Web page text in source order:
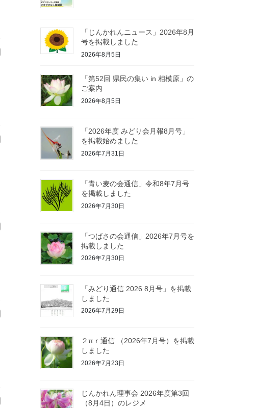
「じんかれんニュース」2026年8月
号を掲載しました
2026年8月5日
「第52回 県民の集い in 相模原」の
ご案内
2026年8月5日
「2026年度 みどり会月報8月号」
を掲載始めました
2026年7月31日
「青い麦の会通信」令和8年7月号
を掲載しました
2026年7月30日
「つばさの会通信」2026年7月号を
掲載しました
2026年7月30日
「みどり通信 2026 8月号」を掲載
しました
2026年7月29日
２πｒ通信 （2026年7月号）を掲載
しました
2026年7月23日
じんかれん理事会 2026年度第3回
（8月4日）のレジメ